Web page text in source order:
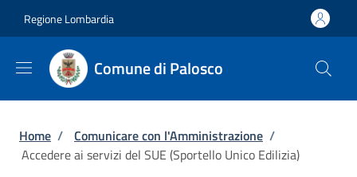
Regione Lombardia
Comune di Palosco
Briciole di pane
Home / Comunicare con l'Amministrazione /
Accedere ai servizi del SUE (Sportello Unico Edilizia)